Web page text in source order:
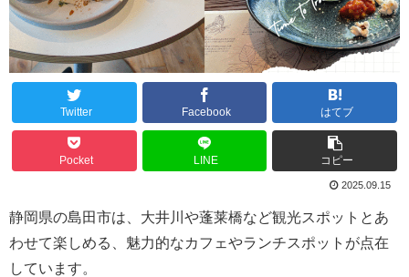
Twitter Facebook はてブ
Pocket LINE コピー
2025.09.15
静岡県の島田市は、大井川や蓬莱橋など観光スポットとあ
わせて楽しめる、魅力的なカフェやランチスポットが点在
しています。